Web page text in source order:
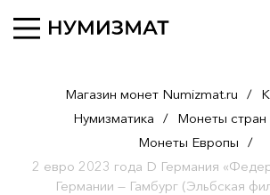
Магазин монет Numizmat.ru /
Нумизматика / Монеты
Монеты Европы /
2 евро 2023 года D Германия
Германии — Гамбург (Эльбская